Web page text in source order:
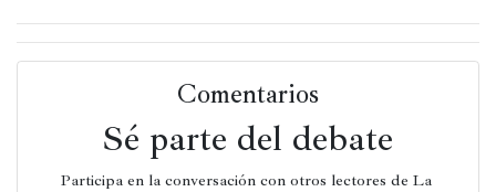
Comentarios
Sé parte del debate
Participa en la conversación con otros lectores de La